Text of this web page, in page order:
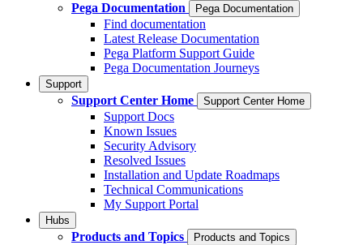
Pega Documentation
Pega Documentation
Find documentation
Latest Release Documentation
Pega Platform Support Guide
Pega Documentation Journeys
Support
Support Center Home Support Center Home
Support Docs
Known Issues
Security Advisory
Resolved Issues
Installation and Update Roadmaps
Technical Communications
My Support Portal
Hubs
Products and Topics Products and Topics